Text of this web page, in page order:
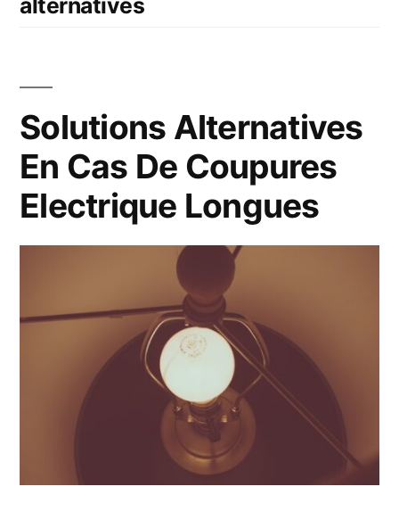
alternatives
Solutions Alternatives
En Cas De Coupures
Electrique Longues